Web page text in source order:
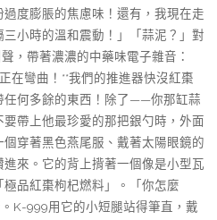
度膨脹的焦慮味！還有，我現在走
小時的溫和震動！」「蒜泥？」對
，帶著濃濃的中藥味電子雜音：
在彎曲！**我們的推進器快沒紅棗
任何多餘的東西！除了——你那缸蒜
帶上他最珍愛的那把銀勺時，外面
穿著黑色燕尾服、戴著太陽眼鏡的
來。它的背上揹著一個像是小型瓦
品紅棗枸杞燃料」。「你怎麼
K-999用它的小短腿站得筆直，戴